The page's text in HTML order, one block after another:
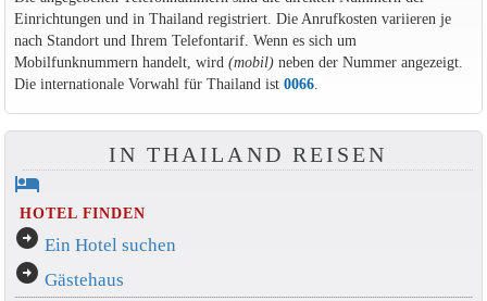
Einrichtungen und in Thailand registriert. Die Anrufkosten variieren je
nach Standort und Ihrem Telefontarif. Wenn es sich um
Mobilfunknummern handelt, wird (mobil)neben der Nummer angezeigt.
Die internationale Vorwahl für Thailand ist 0066.
IN THAILAND REISEN
hotel
HOTEL FINDEN
arrow_circle_right Ein Hotel suchen
arrow_circle_right Gästehaus